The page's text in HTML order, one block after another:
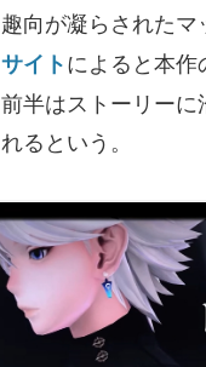
趣向が凝らされたマ
サイトによると本作
前半はストーリー
れるという。